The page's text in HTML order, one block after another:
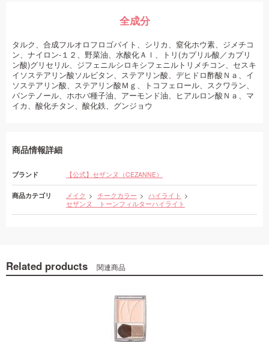
全成分
タルク、合成フルオロフロゴパイト、シリカ、窒化ホウ素、ジメチコ
ン、ナイロン-１２、野菜油、水酸化Ａｌ、トリ(カプリル酸／カプリ
ン酸)グリセリル、ジフェニルシロキシフェニルトリメチコン、セスキ
イソステアリン酸ソルビタン、ステアリン酸、デヒドロ酢酸Ｎａ、イ
ソステアリン酸、ステアリン酸Ｍｇ、トコフェロール、スクワラン、
パンテノール、ホホバ種子油、アーモンド油、ヒアルロン酸Ｎａ、マ
イカ、酸化チタン、酸化鉄、グンジョウ
商品情報詳細
ブランド 【公式】セザンヌ（CEZANNE）
商品カテゴリ メイク チークカラー
ハイライト
セザンヌ トーンフィルターハイライト
Related products 関連商品